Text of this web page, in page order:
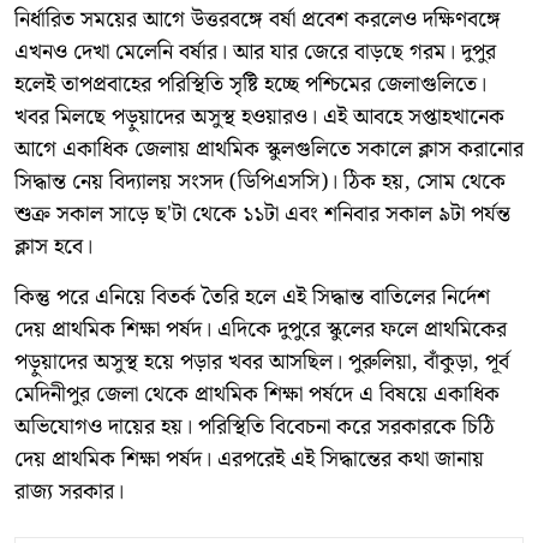
নির্ধারিত সময়ের আগে উত্তরবঙ্গে বর্ষা প্রবেশ করলেও দক্ষিণবঙ্গে
এখনও দেখা মেলেনি বর্ষার। আর যার জেরে বাড়ছে গরম। দুপুর
হলেই তাপপ্রবাহের পরিস্থিতি সৃষ্টি হচ্ছে পশ্চিমের জেলাগুলিতে।
খবর মিলছে পড়ুয়াদের অসুস্থ হওয়ারও। এই আবহে সপ্তাহখানেক
আগে একাধিক জেলায় প্রাথমিক স্কুলগুলিতে সকালে ক্লাস করানোর
সিদ্ধান্ত নেয় বিদ্যালয় সংসদ (ডিপিএসসি)। ঠিক হয়, সোম থেকে
শুক্র সকাল সাড়ে ছ'টা থেকে ১১টা এবং শনিবার সকাল ৯টা পর্যন্ত
ক্লাস হবে।
কিন্তু পরে এনিয়ে বিতর্ক তৈরি হলে এই সিদ্ধান্ত বাতিলের নির্দেশ
দেয় প্রাথমিক শিক্ষা পর্ষদ। এদিকে দুপুরে স্কুলের ফলে প্রাথমিকের
পড়ুয়াদের অসুস্থ হয়ে পড়ার খবর আসছিল। পুরুলিয়া, বাঁকুড়া, পূর্ব
মেদিনীপুর জেলা থেকে প্রাথমিক শিক্ষা পর্ষদে এ বিষয়ে একাধিক
অভিযোগও দায়ের হয়। পরিস্থিতি বিবেচনা করে সরকারকে চিঠি
দেয় প্রাথমিক শিক্ষা পর্ষদ। এরপরেই এই সিদ্ধান্তের কথা জানায়
রাজ্য সরকার।